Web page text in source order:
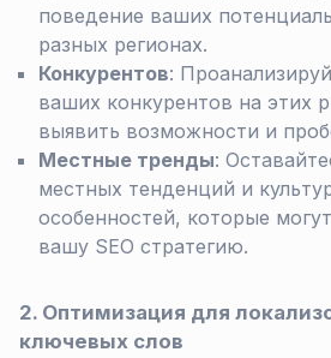
поведение ваших
разных регионах.
Конкурентов:
ваших конкурентов на этих
выявить возможности и
Местные тренды:
местных тенденций и
особенностей, которые
вашу SEO стратегию.
2. Оптимизация для
ключевых слов